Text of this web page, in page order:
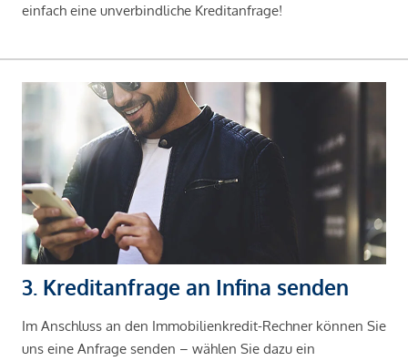
einfach eine unverbindliche Kreditanfrage!
3. Kreditanfrage an Infina senden
Im Anschluss an den Immobilienkredit-Rechner können Sie
uns eine Anfrage senden – wählen Sie dazu ein